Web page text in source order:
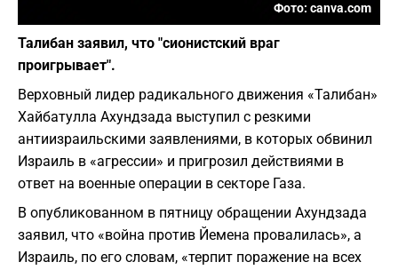
Фото: canva.com
Талибан заявил, что "сионистский враг
проигрывает".
Верховный лидер радикального движения «Талибан»
Хайбатулла Ахундзада выступил с резкими
антиизраильскими заявлениями, в которых обвинил
Израиль в «агрессии» и пригрозил действиями в
ответ на военные операции в секторе Газа.
В опубликованном в пятницу обращении Ахундзада
заявил, что «война против Йемена провалилась», а
Израиль, по его словам, «терпит поражение на всех